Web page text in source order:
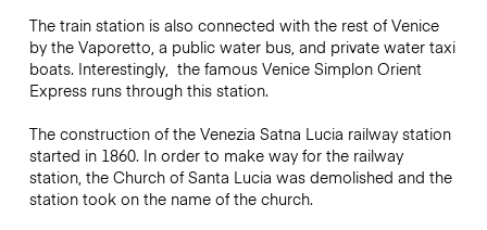
The train station is also connected with the rest of Venice
by the Vaporetto, a public water bus, and private water taxi
boats. Interestingly, the famous Venice Simplon Orient
Express runs through this station.
The construction of the Venezia Satna Lucia railway station
started in 1860. In order to make way for the railway
station, the Church of Santa Lucia was demolished and the
station took on the name of the church.